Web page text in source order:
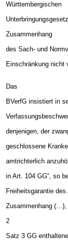
Württembergischen
Zusammenhang
des Sach- und
Einschränkung nicht
Das
BVerfG insistiert in
denjenigen, der
geschlossene
amtrichterlich
in Art. 104 GG“, so
Freiheitsgarantie
Zusammenhang (…),
2
Satz 3 GG